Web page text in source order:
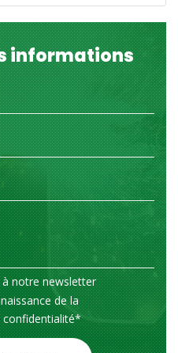
informations
notre newsletter
de la
*